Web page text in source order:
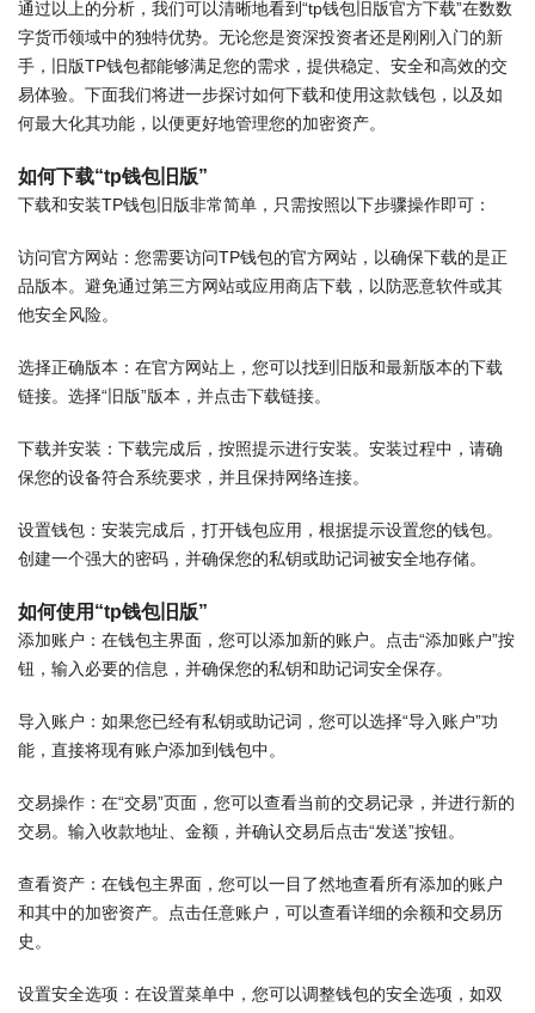
通过以上的分析，我们可以清晰地看到“tp钱包旧版官方下载”在数数
字货币领域中的独特优势。无论您是资深投资者还是刚刚入门的新
手，旧版TP钱包都能够满足您的需求，提供稳定、安全和高效的交
易体验。下面我们将进一步探讨如何下载和使用这款钱包，以及如
何最大化其功能，以便更好地管理您的加密资产。
如何下载“tp钱包旧版”
下载和安装TP钱包旧版非常简单，只需按照以下步骤操作即可：
访问官方网站：您需要访问TP钱包的官方网站，以确保下载的是正
品版本。避免通过第三方网站或应用商店下载，以防恶意软件或其
他安全风险。
选择正确版本：在官方网站上，您可以找到旧版和最新版本的下载
链接。选择“旧版”版本，并点击下载链接。
下载并安装：下载完成后，按照提示进行安装。安装过程中，请确
保您的设备符合系统要求，并且保持网络连接。
设置钱包：安装完成后，打开钱包应用，根据提示设置您的钱包。
创建一个强大的密码，并确保您的私钥或助记词被安全地存储。
如何使用“tp钱包旧版”
添加账户：在钱包主界面，您可以添加新的账户。点击“添加账户”按
钮，输入必要的信息，并确保您的私钥和助记词安全保存。
导入账户：如果您已经有私钥或助记词，您可以选择“导入账户”功
能，直接将现有账户添加到钱包中。
交易操作：在“交易”页面，您可以查看当前的交易记录，并进行新的
交易。输入收款地址、金额，并确认交易后点击“发送”按钮。
查看资产：在钱包主界面，您可以一目了然地查看所有添加的账户
和其中的加密资产。点击任意账户，可以查看详细的余额和交易历
史。
设置安全选项：在设置菜单中，您可以调整钱包的安全选项，如双